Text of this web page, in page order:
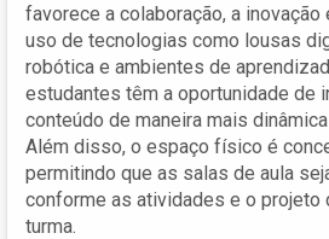
favorece a colaboração, a inovação
uso de tecnologias como lousas
robótica e ambientes de
estudantes têm a oportunidade de
conteúdo de maneira mais
Além disso, o espaço físico é
permitindo que as salas de aula
conforme as atividades e o projeto
turma.